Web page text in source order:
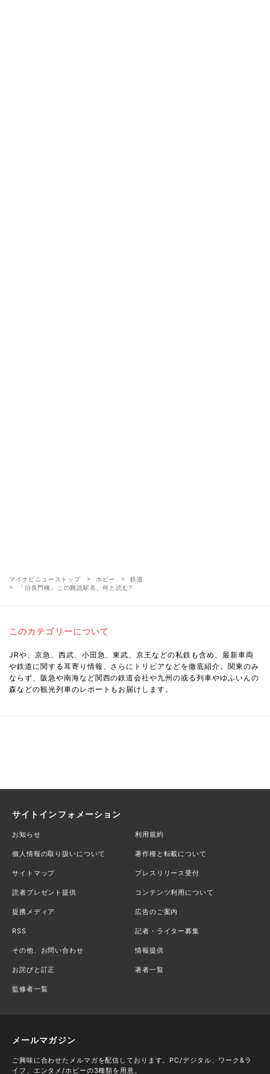
マイナビニューストップ ホビー
鉄道
「治良門橋」この難読駅名、何と読む?
このカテゴリーについて
JRや、京急、西武、小田急、東武、京王などの私鉄も含め、最新車両
や鉄道に関する耳寄り情報、さらにトリビアなどを徹底紹介。関東のみ
ならず、阪急や南海など関西の鉄道会社や九州の或る列車やゆふいんの
森などの観光列車のレポートもお届けします。
サイトインフォメーション
お知らせ 利用規約
個人情報の取り扱いについて 著作権と転載について
サイトマップ プレスリリース受付
読者プレゼント提供 コンテンツ利用について
提携メディア 広告のご案内
RSS 記者・ライター募集
その他、お問い合わせ 情報提供
お詫びと訂正 著者一覧
監修者一覧
メールマガジン
ご興味に合わせたメルマガを配信しております。PC/デジタル、ワーク&ラ
イフ、エンタメ/ホビーの3種類を用意。